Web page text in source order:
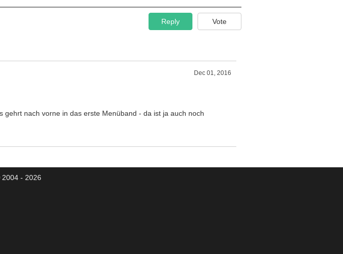
Vote
Reply
Dec 01, 2016
nach vorne in das erste Menüband - da ist ja auch noch
- 2026